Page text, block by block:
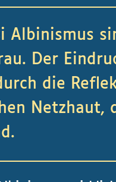
Albinismus
Der
die
Netzhaut,